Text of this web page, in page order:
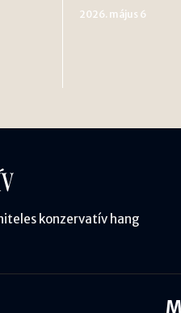
2026. május 6
konzervatív hang